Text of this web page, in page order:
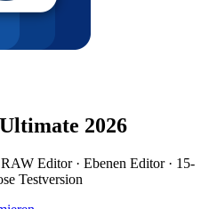
2026
Editor · Ebenen Editor· 15-
Testversion